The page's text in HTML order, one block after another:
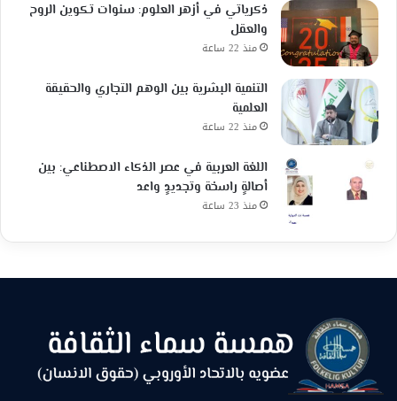
ذكرياتي في أزهر العلوم: سنوات تكوين الروح
والعقل
منذ 22 ساعة
التنمية البشرية بين الوهم التجاري والحقيقة
العلمية
منذ 22 ساعة
اللغة العربية في عصر الذكاء الاصطناعي: بين
أصالةٍ راسخة وتجديدٍ واعد
منذ 23 ساعة